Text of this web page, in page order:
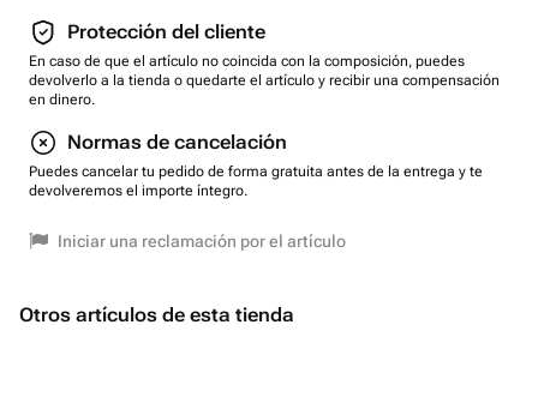
Protección del cliente
En caso de que el artículo no coincida con la composición, puedes
devolverlo a la tienda o quedarte el artículo y recibir una compensación
en dinero.
Normas de cancelación
Puedes cancelar tu pedido de forma gratuita antes de la entrega y te
devolveremos el importe íntegro.
Iniciar una reclamación por el artículo
Otros artículos de esta tienda